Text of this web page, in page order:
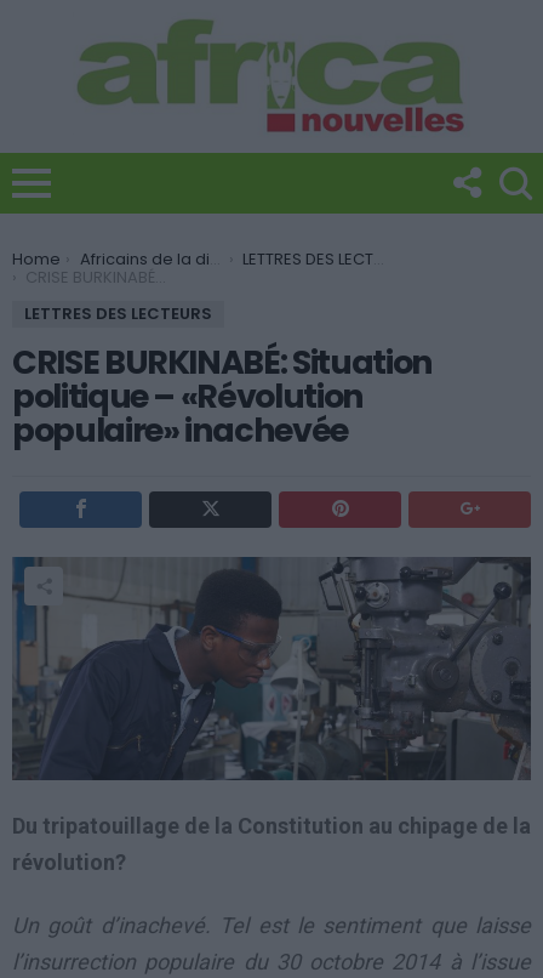
You are here:
Home Africains de la diaspora LETTRES DES LECTEURS
CRISE BURKINABÉ: Situation politique – «Révolution populaire» inachevée
LETTRES DES LECTEURS
CRISE BURKINABÉ: Situation
politique – «Révolution
populaire» inachevée
Du tripatouillage de la Constitution au chipage de la
révolution?
Un goût d’inachevé. Tel est le sentiment que laisse
l’insurrection populaire du 30 octobre 2014 à l’issue